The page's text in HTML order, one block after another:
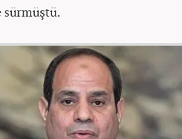
sürmüştü.